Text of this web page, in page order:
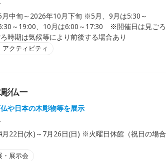
月中旬～2026年10月下旬 ※5月、9月は5:30～
～19:00、10月は6:00～17:30 ※開催日は見ごろ
時期は気候等により前後する場合あり
クティビティ
仏ー
や日本の木彫物等を展示
月22日(水)～7月26日(日) ※火曜日休館（祝日の場合
・展示会